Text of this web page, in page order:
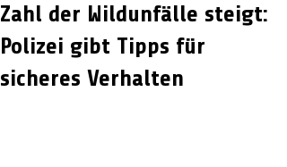
Zahl der Wildunfälle steigt:
Polizei gibt Tipps für
sicheres Verhalten